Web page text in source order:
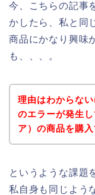
今、こちらの記事
かしたら、私と同
商品にかなり興味
も、、、。
理由はわからな
のエラーが発生
ア）の商品を購入
というような課題
私自身も同じよう